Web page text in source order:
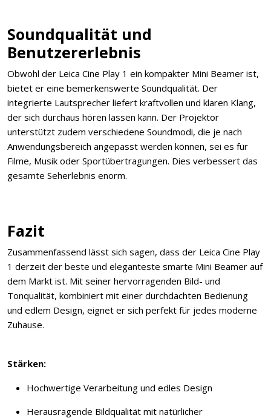
Soundqualität und
Benutzererlebnis
Obwohl der Leica Cine Play 1 ein kompakter Mini Beamer ist,
bietet er eine bemerkenswerte Soundqualität. Der
integrierte Lautsprecher liefert kraftvollen und klaren Klang,
der sich durchaus hören lassen kann. Der Projektor
unterstützt zudem verschiedene Soundmodi, die je nach
Anwendungsbereich angepasst werden können, sei es für
Filme, Musik oder Sportübertragungen. Dies verbessert das
gesamte Seherlebnis enorm.
Fazit
Zusammenfassend lässt sich sagen, dass der Leica Cine Play
1 derzeit der beste und eleganteste smarte Mini Beamer auf
dem Markt ist. Mit seiner hervorragenden Bild- und
Tonqualität, kombiniert mit einer durchdachten Bedienung
und edlem Design, eignet er sich perfekt für jedes moderne
Zuhause.
Stärken:
Hochwertige Verarbeitung und edles Design
Herausragende Bildqualität mit natürlicher